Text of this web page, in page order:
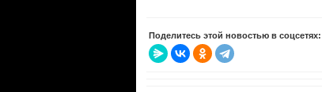
Поделитесь этой новостью в соцсетях: